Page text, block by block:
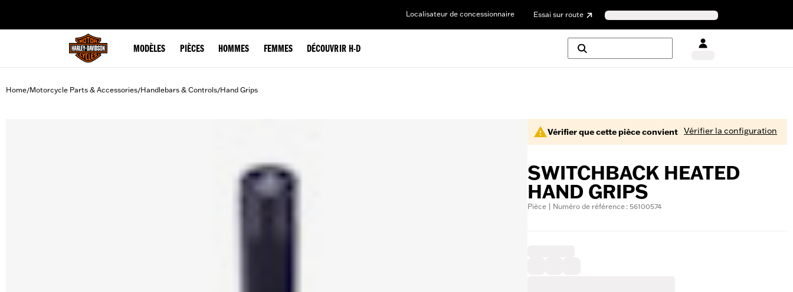
Localisateur de concessionnaire Essai sur route
MODÈLES PIÈCES HOMMES FEMMES DÉCOUVRIR H-D
Home/Motorcycle Parts & Accessories/Handlebars & Controls/Hand Grips
Vérifier que cette pièce convient Vérifier la configuration
SWITCHBACK HEATED
HAND GRIPS
Pièce | Numéro de référence : 56100574